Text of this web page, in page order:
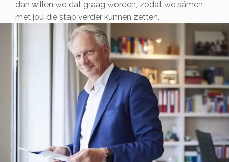
dan willen we dat graag worden, zodat we sámen
met jou die stap verder kunnen zetten.